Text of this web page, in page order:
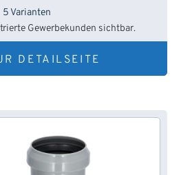
5 Varianten
Gewerbekunden sichtbar.
DETAILSEITE